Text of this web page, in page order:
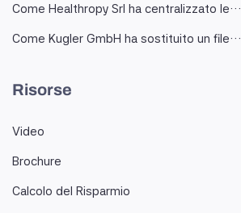
Come Healthropy Srl ha centralizzato le…
Come Kugler GmbH ha sostituito un file…
Risorse
Video
Brochure
Calcolo del Risparmio